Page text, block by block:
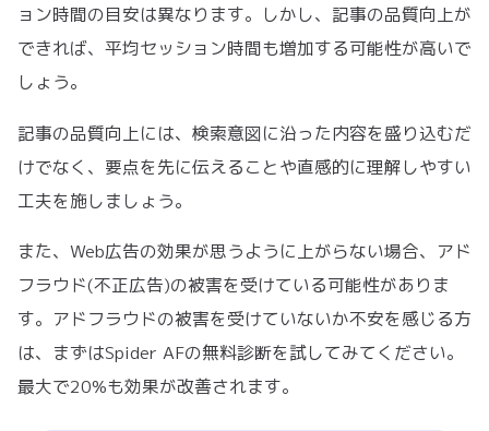
ョン時間の目安は異なります。しかし、記事の品質向上が
できれば、平均セッション時間も増加する可能性が高いで
しょう。
記事の品質向上には、検索意図に沿った内容を盛り込むだ
けでなく、要点を先に伝えることや直感的に理解しやすい
工夫を施しましょう。
また、Web広告の効果が思うように上がらない場合、アド
フラウド(不正広告)の被害を受けている可能性がありま
す。アドフラウドの被害を受けていないか不安を感じる方
は、まずはSpider AFの無料診断を試してみてください。
最大で20%も効果が改善されます。